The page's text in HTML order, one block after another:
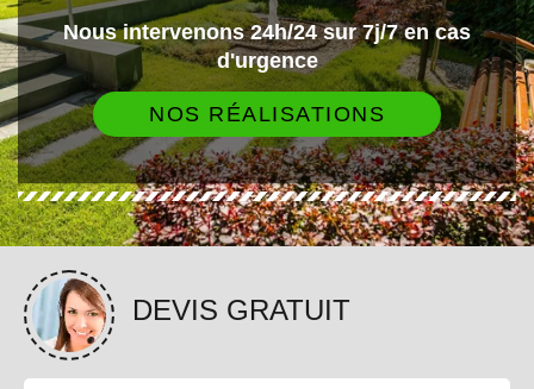
Nous intervenons 24h/24 sur 7j/7 en cas
d'urgence
NOS RÉALISATIONS
DEVIS GRATUIT